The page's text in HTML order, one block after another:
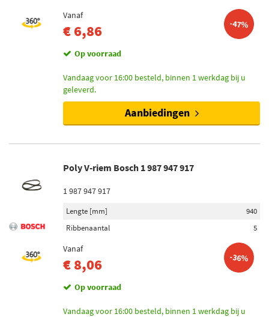
Vanaf
€ 6,86 -47%
Op voorraad
Vandaag voor 16:00 besteld, binnen 1 werkdag bij u
geleverd.
Aanbiedingen
Poly V-riem Bosch 1 987 947 917
1 987 947 917
Lengte [mm]
940
Ribbenaantal
5
Vanaf
€ 8,06 -36%
Op voorraad
Vandaag voor 16:00 besteld, binnen 1 werkdag bij u